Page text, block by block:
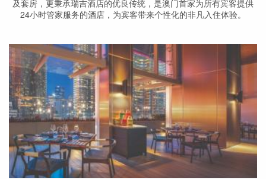
及套房，更秉承瑞吉酒店的优良传统，是澳门首家为所有宾客提供
24小时管家服务的酒店，为宾客带来个性化的非凡入住体验。